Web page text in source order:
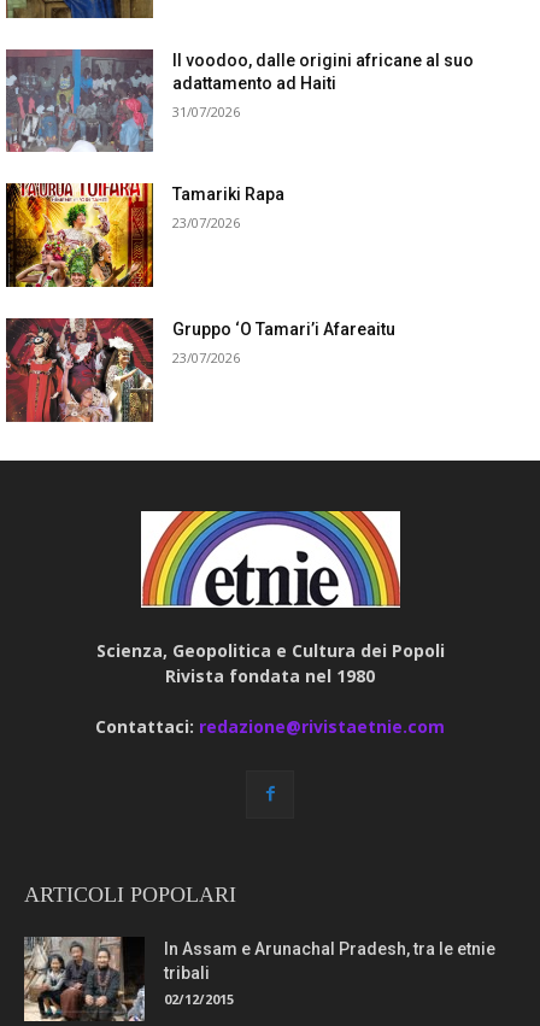
Il voodoo, dalle origini africane al suo
adattamento ad Haiti
31/07/2026
Tamariki Rapa
23/07/2026
Gruppo ‘O Tamari’i Afareaitu
23/07/2026
Scienza, Geopolitica e Cultura dei Popoli
Rivista fondata nel 1980
Contattaci: redazione@rivistaetnie.com
ARTICOLI POPOLARI
In Assam e Arunachal Pradesh, tra le etnie
tribali
02/12/2015